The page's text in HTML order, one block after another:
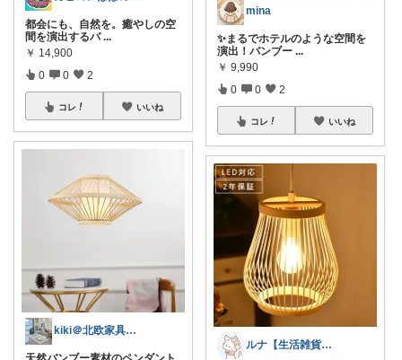
都会にも、自然を。癒やしの空
間を演出するバ ...
￥ 14,900
0 0 2
コレ いいね
kiki＠北欧家具で暮らしをシンプルに
mina
✨まるでホテルのような空間を
演出！バンブー ...
￥ 9,990
0 0 2
コレ いいね
ルナ【生活雑貨】便利グッズ